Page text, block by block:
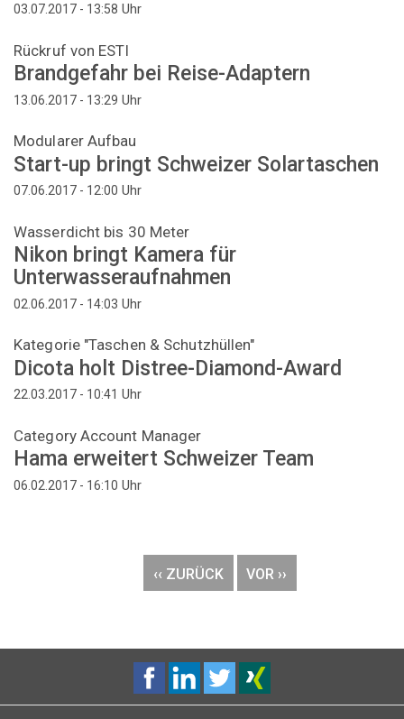
03.07.2017 - 13:58 Uhr
Rückruf von ESTI
Brandgefahr bei Reise-Adaptern
13.06.2017 - 13:29 Uhr
Modularer Aufbau
Start-up bringt Schweizer Solartaschen
07.06.2017 - 12:00 Uhr
Wasserdicht bis 30 Meter
Nikon bringt Kamera für
Unterwasseraufnahmen
02.06.2017 - 14:03 Uhr
Kategorie "Taschen & Schutzhüllen"
Dicota holt Distree-Diamond-Award
22.03.2017 - 10:41 Uhr
Category Account Manager
Hama erweitert Schweizer Team
06.02.2017 - 16:10 Uhr
VORHERIGE
SEITE
‹‹ ZURÜCK
NÄCHSTE
SEITE
VOR ››